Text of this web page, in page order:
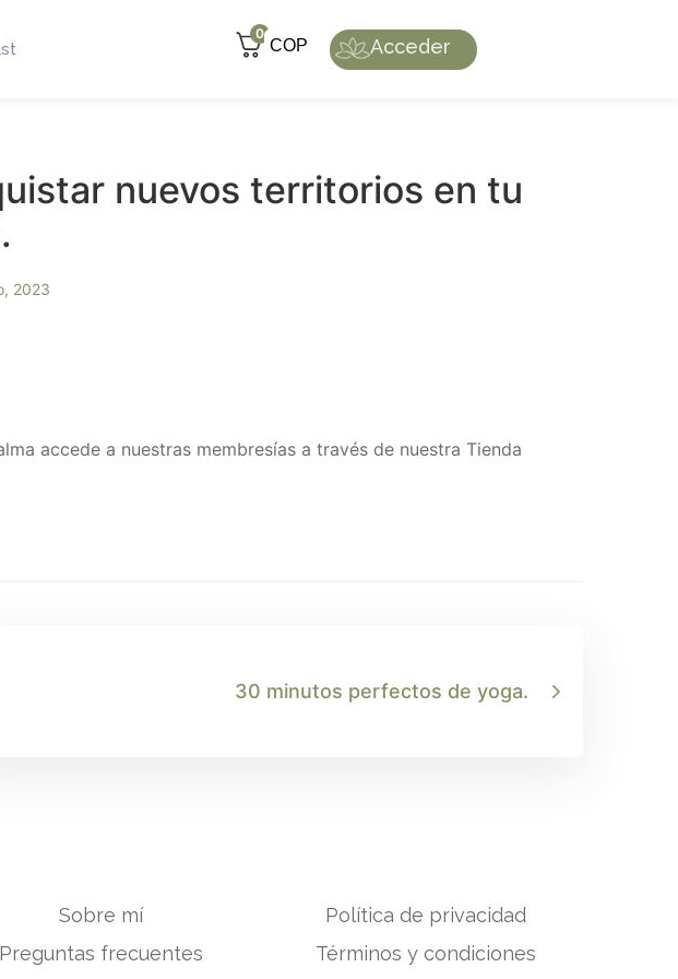
0
COP Acceder
nuevos territorios en tu
2023
30 minutos perfectos de yoga.
Sobre mí
Preguntas frecuentes
Política de privacidad
Términos y condiciones